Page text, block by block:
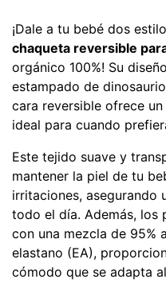
¡Dale a tu bebé dos
chaqueta reversible
orgánico 100%! Su
estampado de
cara reversible ofrece
ideal para cuando
Este tejido suave y
mantener la piel de tu
irritaciones,
todo el día. Además, los
con una mezcla de 95%
elastano (EA),
cómodo que se adapta